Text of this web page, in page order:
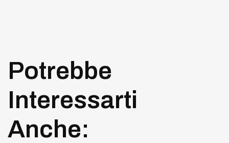
Potrebbe
Interessarti
Anche: